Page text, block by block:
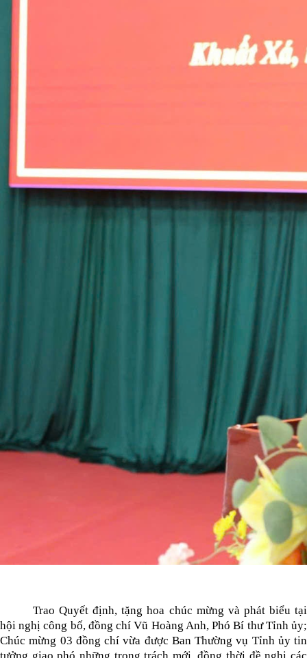
Trao Quyết định, tặng hoa chúc mừng và phát biểu tại
hội nghị công bố, đồng chí Vũ Hoàng Anh, Phó Bí thư Tỉnh ủy;
Chúc mừng 03 đồng chí vừa được Ban Thường vụ Tỉnh ủy tin
tưởng giao phó những trọng trách mới, đồng thời đề nghị các